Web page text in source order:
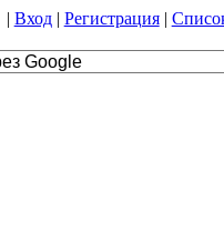
| Вход| Регистрация|